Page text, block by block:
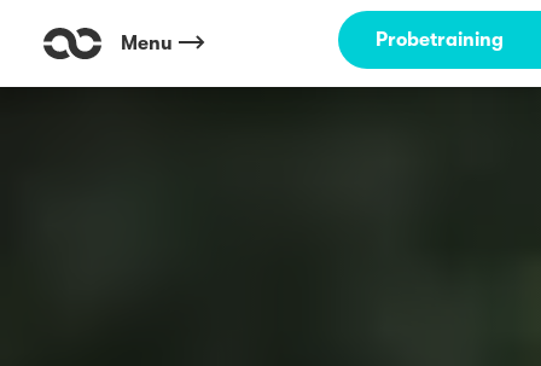
Menu Probetraining